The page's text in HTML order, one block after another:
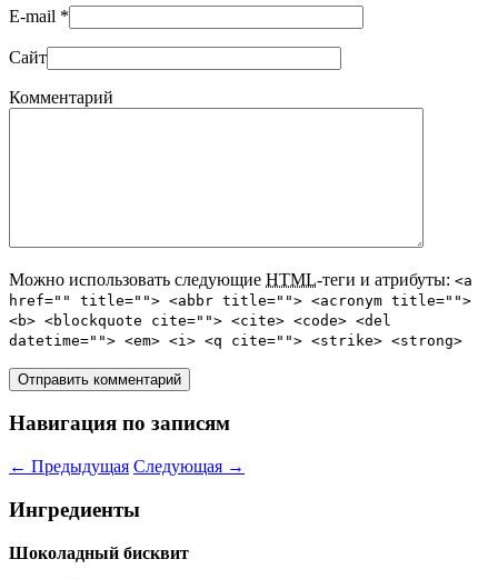
E-mail *
Сайт
Комментарий
Можно использовать следующие HTML-теги и атрибуты: <a
href="" title=""> <abbr title=""> <acronym title="">
<b> <blockquote cite=""> <cite> <code> <del
datetime=""> <em> <i> <q cite=""> <strike> <strong>
Навигация по записям
← Предыдущая Следующая →
Ингредиенты
Шоколадный бисквит